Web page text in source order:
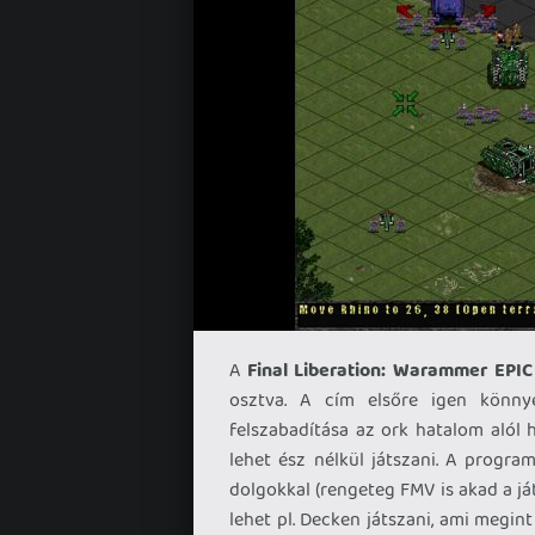
A Final Liberation: Warammer
osztva. A cím elsőre igen
felszabadítása az ork hatalom alól
lehet ész nélkül játszani. A
dolgokkal (rengeteg FMV is akad a
lehet pl. Decken játszani, ami